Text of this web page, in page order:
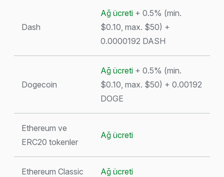
Dash
Ağ ücreti + 0.5% (min.
$0.10, max. $50) +
0.0000192 DASH
Dogecoin
Ağ ücreti + 0.5% (min.
$0.10, max. $50) + 0.00192
DOGE
Ethereum ve
ERC20 tokenler
Ağ ücreti
Ethereum Classic Ağ ücreti